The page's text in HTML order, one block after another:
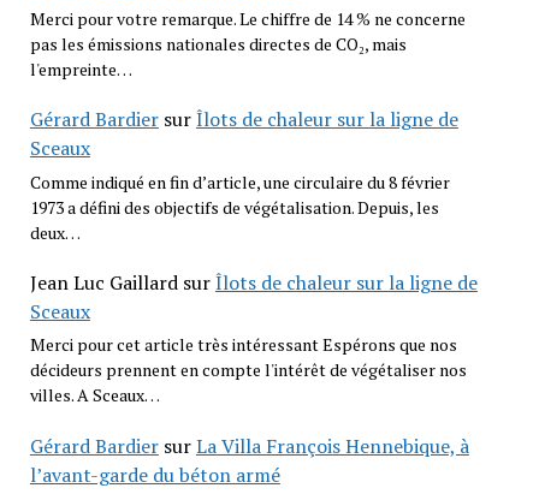
Merci pour votre remarque. Le chiffre de 14 % ne concerne
pas les émissions nationales directes de CO₂, mais
l'empreinte…
Gérard BardiersurÎlots de chaleur sur la ligne de
Sceaux
Comme indiqué en fin d’article, une circulaire du 8 février
1973 a défini des objectifs de végétalisation. Depuis, les
deux…
Jean Luc GaillardsurÎlots de chaleur sur la ligne de
Sceaux
Merci pour cet article très intéressant Espérons que nos
décideurs prennent en compte l'intérêt de végétaliser nos
villes. A Sceaux…
Gérard BardiersurLa Villa François Hennebique, à
l’avant-garde du béton armé